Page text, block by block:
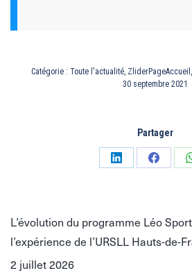
Catégorie : Toute l'actualité, ZliderPageAccueil ,
30 septembre 2021
Partager
PartagerPartager
L’évolution du programme Léo
l’expérience de l’URSLL Hauts-de-
2 juillet 2026